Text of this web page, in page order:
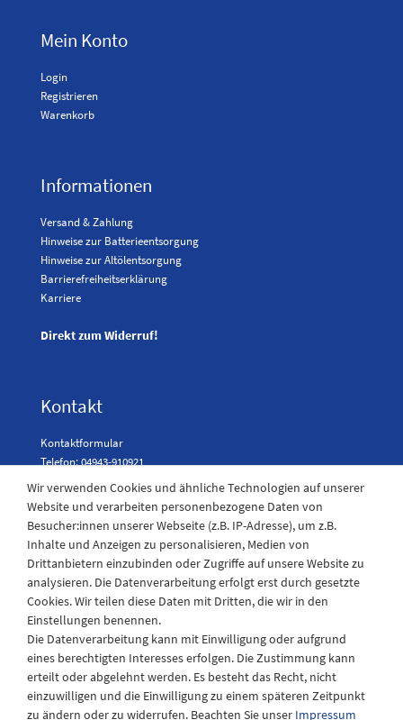
Mein Konto
Login
Registrieren
Warenkorb
Informationen
Versand & Zahlung
Hinweise zur Batterieentsorgung
Hinweise zur Altölentsorgung
Barrierefreiheitserklärung
Karriere
Direkt zum Widerruf!
Kontakt
Kontaktformular
Telefon: 04943-910921
Laden Öffnungszeiten
Montag - Freitag
08:30 - 12:30 und 13.00 - 17.30 Uhr
Samstags
08:30 bis 12:30 Uhr
Wir verwenden Cookies und ähnliche Technologien auf unserer
Website und verarbeiten personenbezogene Daten von
Besucher:innen unserer Webseite (z.B. IP-Adresse), um z.B.
Inhalte und Anzeigen zu personalisieren, Medien von
Drittanbietern einzubinden oder Zugriffe auf unsere Website zu
analysieren. Die Datenverarbeitung erfolgt erst durch gesetzte
Cookies. Wir teilen diese Daten mit Dritten, die wir in den
Einstellungen benennen.
Die Datenverarbeitung kann mit Einwilligung oder aufgrund
eines berechtigten Interesses erfolgen. Die Zustimmung kann
erteilt oder abgelehnt werden. Es besteht das Recht, nicht
einzuwilligen und die Einwilligung zu einem späteren Zeitpunkt
zu ändern oder zu widerrufen. Beachten Sie unser Impressum